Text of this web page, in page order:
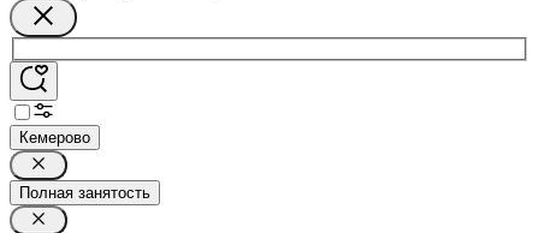
Кемерово
Полная занятость